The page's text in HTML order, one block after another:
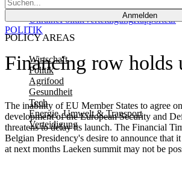
Anmelden
POLICY AREAS
Wirtschaft
Politik
Agrifood
Gesundheit
Tech
Energie, Umwelt & Transport
Verteidigung
UkrainePolitikVerteidigungRapporteur
Financing row holds
The inability of EU Member States to agree
development of the European Security and
threatens to delay its launch. The Financial
Belgian Presidency's desire to announce that
at next months Laeken summit may not be
POLITIK